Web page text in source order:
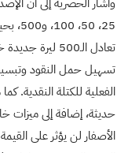
25،
تعادل الـ500
تسهيل حمل النقود
الفعلية للكتلة النقدية.
حديثة، إضافة إلى
الأصفار لن يؤثر على